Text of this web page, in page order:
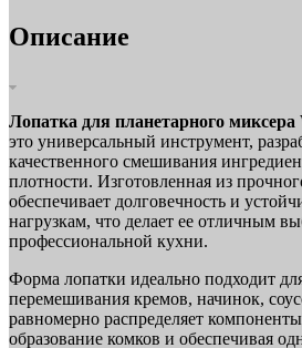
Описание
Лопатка для планетарного
это универсальный инструмент,
качественного смешивания
плотности. Изготовленная из
обеспечивает долговечность и
нагрузкам, что делает ее отличным
профессиональной кухни.
Форма лопатки идеально подходит
перемешивания кремов, начинок,
равномерно распределяет
образование комков и обеспечивая